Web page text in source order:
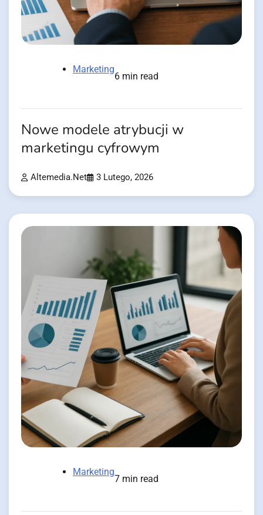
Marketing
6 min read
Nowe modele atrybucji w
marketingu cyfrowym
Altemedia.net 3 Lutego, 2026
Marketing
7 min read